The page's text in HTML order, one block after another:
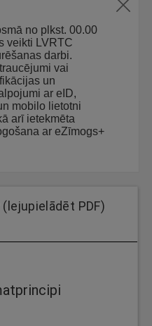
no plkst. 00.00
veikti LVRTC
darbi.
vai
un
ar eID,
mobilo lietotni
arī ietekmēta
ar eZīmogs+
PDF)